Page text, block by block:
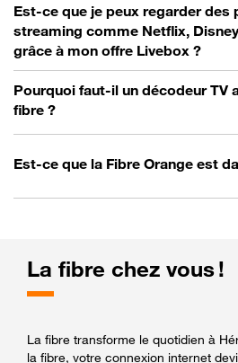
Est-ce que je peux regarder des
streaming comme Netflix,
grâce à mon offre Livebox ?
Pourquoi faut-il un décodeur TV
fibre ?
Est-ce que la Fibre Orange est
La fibre chez vous !
La fibre transforme le quotidien à
la fibre, votre connexion internet